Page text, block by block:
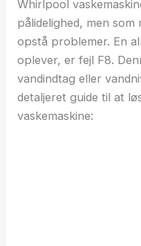
Whirlpool
pålidelighed, men
opstå problemer. En
oplever, er fejl F8.
vandindtag eller
detaljeret guide til at
vaskemaskine: